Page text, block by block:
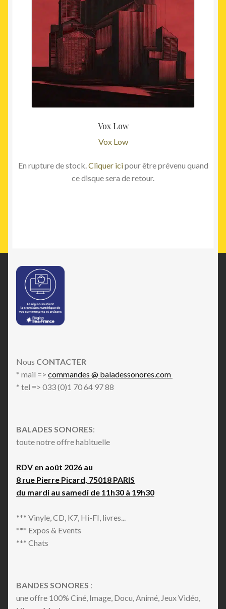
Vox Low
Vox Low
En rupture de stock.Cliquer icipour être prévenu quand
ce disque sera de retour.
Nous CONTACTER
* mail => commandes @ baladessonores.com
* tel => 033 (0)1 70 64 97 88
BALADES SONORES:
toute notre offre habituelle
RDV en août 2026 au
8 rue Pierre Picard, 75018 PARIS
du mardi au samedi de 11h30 à 19h30
*** Vinyle, CD, K7, Hi-FI, livres...
*** Expos & Events
*** Chats
BANDES SONORES :
une offre 100% Ciné, Image, Docu, Animé, Jeux Vidéo,